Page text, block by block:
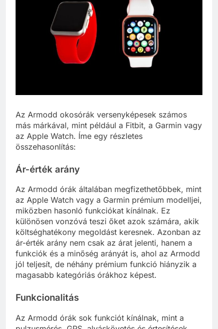
Az Armodd okosórák versenyképesek számos
más márkával, mint például a Fitbit, a Garmin vagy
az Apple Watch. Íme egy részletes
összehasonlítás:
Ár-érték arány
Az Armodd órák általában megfizethetőbbek, mint
az Apple Watch vagy a Garmin prémium modelljei,
miközben hasonló funkciókat kínálnak. Ez
különösen vonzóvá teszi őket azok számára, akik
költséghatékony megoldást keresnek. Azonban az
ár-érték arány nem csak az árat jelenti, hanem a
funkciók és a minőség arányát is, ahol az Armodd
jól teljesít, de néhány prémium funkció hiányzik a
magasabb kategóriás órákhoz képest.
Funkcionalitás
Az Armodd órák sok funkciót kínálnak, mint a